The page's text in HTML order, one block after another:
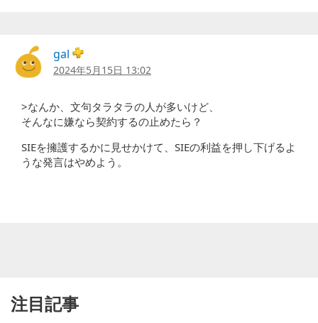
gal
2024年5月15日 13:02
>なんか、文句タラタラの人が多いけど、
そんなに嫌なら契約するの止めたら？
SIEを擁護するかに見せかけて、SIEの利益を押し下げるよ
うな発言はやめよう。
注目記事